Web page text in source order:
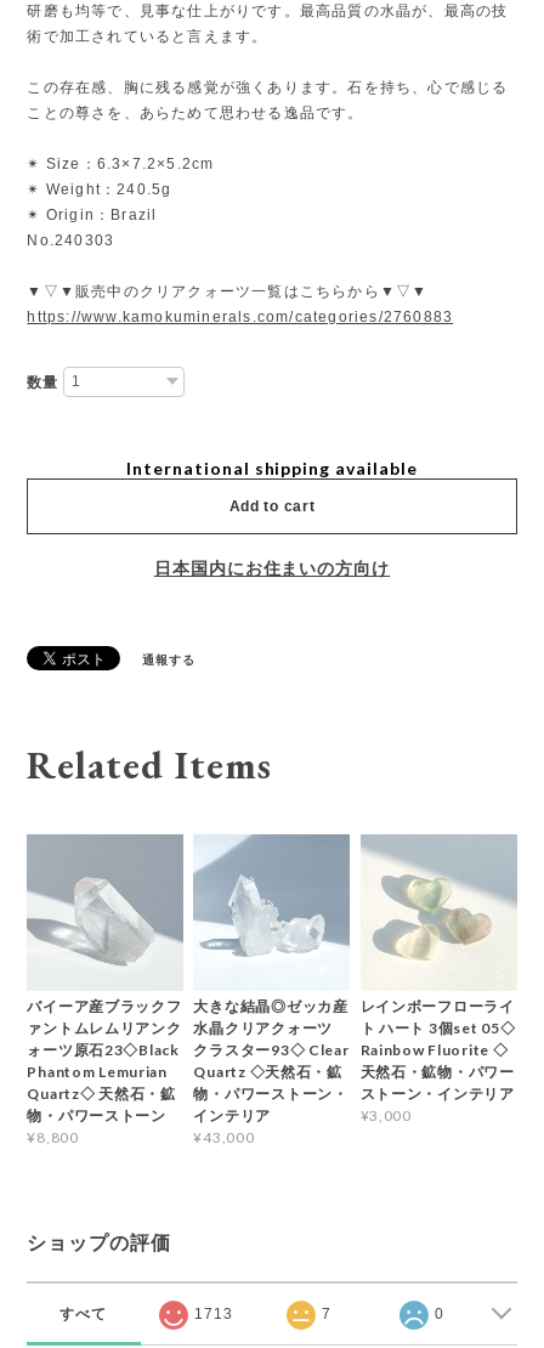
研磨も均等で、見事な仕上がりです。最高品質の水晶が、最高の技
術で加工されていると言えます。
この存在感、胸に残る感覚が強くあります。石を持ち、心で感じる
ことの尊さを、あらためて思わせる逸品です。
✴︎ Size：6.3×7.2×5.2cm
✴︎ Weight：240.5g
✴︎ Origin：Brazil
No.240303
▼▽▼販売中のクリアクォーツ一覧はこちらから▼▽▼
https://www.kamokuminerals.com/categories/2760883
数量
International shipping available
Add to cart
日本国内にお住まいの方向け
通報する
Related Items
バイーア産ブラックフ
ァントムレムリアンク
ォーツ原石23◇Black
Phantom Lemurian
Quartz◇ 天然石・鉱
物・パワーストーン
¥8,800
大きな結晶◎ゼッカ産
水晶クリアクォーツ
クラスター93◇ Clear
Quartz ◇天然石・鉱
物・パワーストーン・
インテリア
¥43,000
レインボーフローライ
ト ハート 3個set 05◇
Rainbow Fluorite ◇
天然石・鉱物・パワー
ストーン・インテリア
¥3,000
ショップの評価
すべて 1713 7 0